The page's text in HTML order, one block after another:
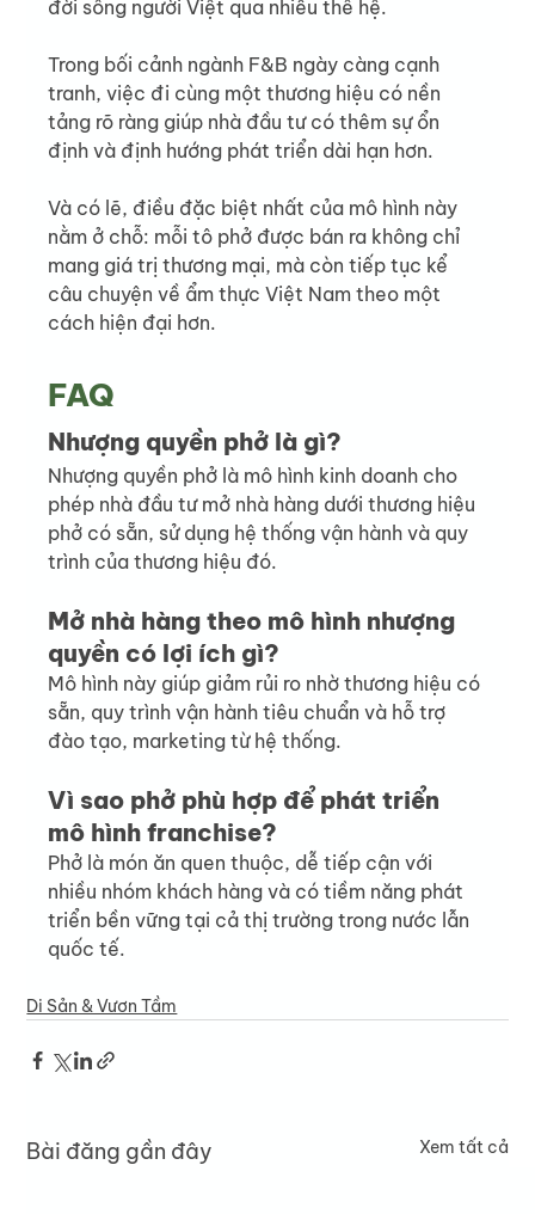
đời sống người Việt qua nhiều thế hệ.
Trong bối cảnh ngành F&B ngày càng cạnh
tranh, việc đi cùng một thương hiệu có nền
tảng rõ ràng giúp nhà đầu tư có thêm sự ổn
định và định hướng phát triển dài hạn hơn.
Và có lẽ, điều đặc biệt nhất của mô hình này
nằm ở chỗ: mỗi tô phở được bán ra không chỉ
mang giá trị thương mại, mà còn tiếp tục kể
câu chuyện về ẩm thực Việt Nam theo một
cách hiện đại hơn.
FAQ
Nhượng quyền phở là gì?
Nhượng quyền phở là mô hình kinh doanh cho
phép nhà đầu tư mở nhà hàng dưới thương hiệu
phở có sẵn, sử dụng hệ thống vận hành và quy
trình của thương hiệu đó.
Mở nhà hàng theo mô hình nhượng
quyền có lợi ích gì?
Mô hình này giúp giảm rủi ro nhờ thương hiệu có
sẵn, quy trình vận hành tiêu chuẩn và hỗ trợ
đào tạo, marketing từ hệ thống.
Vì sao phở phù hợp để phát triển
mô hình franchise?
Phở là món ăn quen thuộc, dễ tiếp cận với
nhiều nhóm khách hàng và có tiềm năng phát
triển bền vững tại cả thị trường trong nước lẫn
quốc tế.
Di Sản & Vươn Tầm
Bài đăng gần đây Xem tất cả